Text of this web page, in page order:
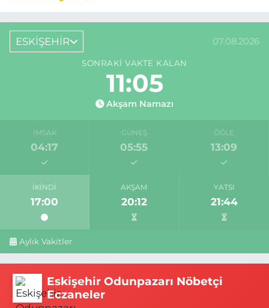
ESKİŞEHİR 07.08.2026
SONRAKI VAKTE KALAN
11:04
Akşam Namazı
İMSAK
04:17
GÜNEŞ
05:55
ÖĞLE
13:09
İKINDI
17:00
AKŞAM
20:12
YATSI
21:44
Aylık Vakitler
Eskişehir Odunpazarı Nöbetçi
Eczaneler